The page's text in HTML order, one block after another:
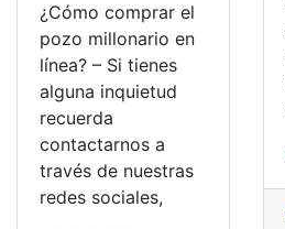
¿Cómo comprar el
pozo millonario en
línea? – Si tienes
alguna inquietud
recuerda
contactarnos a
través de nuestras
redes sociales,